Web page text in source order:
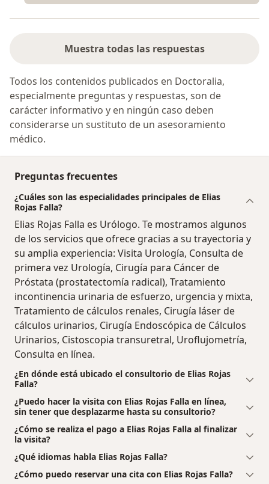
Muestra todas las respuestas
Todos los contenidos publicados en Doctoralia,
especialmente preguntas y respuestas, son de
carácter informativo y en ningún caso deben
considerarse un sustituto de un asesoramiento
médico.
Preguntas frecuentes
¿Cuáles son las especialidades principales de Elias
Rojas Falla?
Elias Rojas Falla es Urólogo. Te mostramos algunos
de los servicios que ofrece gracias a su trayectoria y
su amplia experiencia: Visita Urología, Consulta de
primera vez Urología, Cirugía para Cáncer de
Próstata (prostatectomía radical), Tratamiento
incontinencia urinaria de esfuerzo, urgencia y mixta,
Tratamiento de cálculos renales, Cirugía láser de
cálculos urinarios, Cirugía Endoscópica de Cálculos
Urinarios, Cistoscopia transuretral, Uroflujometría,
Consulta en línea.
¿En dónde está ubicado el consultorio de Elias Rojas
Falla?
¿Puedo hacer la visita con Elias Rojas Falla en línea,
sin tener que desplazarme hasta su consultorio?
¿Cómo se realiza el pago a Elias Rojas Falla al finalizar
la visita?
¿Qué idiomas habla Elias Rojas Falla?
¿Cómo puedo reservar una cita con Elias Rojas Falla?